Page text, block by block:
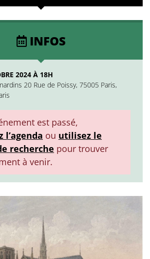
INFOS
2024 À 18H
20 Rue de Poissy, 75005 Paris,
est passé,
l’agenda ou utilisez le
recherche pour trouver
à venir.